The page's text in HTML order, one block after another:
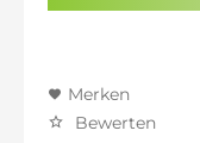
Merken
Bewerten